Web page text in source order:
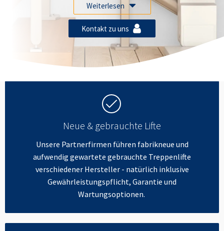
Weiterlesen
Kontakt zu uns
Neue & gebrauchte Lifte
Unsere Partnerfirmen führen fabrikneue und
aufwendig gewartete gebrauchte Treppenlifte
verschiedener Hersteller - natürlich inklusive
Gewährleistungspflicht, Garantie und
Wartungsoptionen.